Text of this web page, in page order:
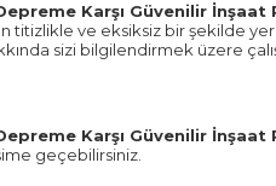
Karşı Güvenilir İnşaat
titizlikle ve eksiksiz bir şekilde
sizi bilgilendirmek üzere
Karşı Güvenilir İnşaat
geçebilirsiniz.